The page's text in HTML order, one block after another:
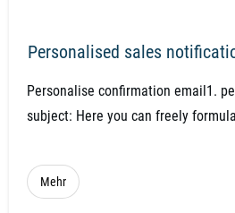
Personalised sales
Personalise confirmation email1.
subject: Here you can freely
Mehr